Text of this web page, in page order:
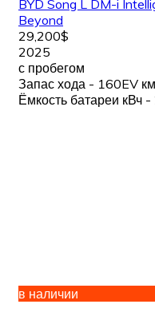
BYD Song L DM-i
Beyond
29,200$
2025
с пробегом
Запас хода - 160EV км
Ёмкость батареи кВч
в наличии